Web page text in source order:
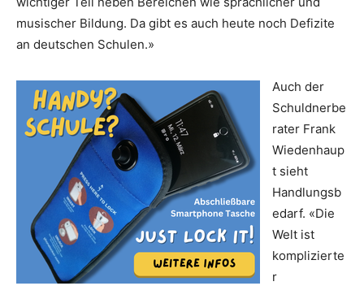
musischer Bildung. Da gibt es auch heute noch Defizite
an deutschen Schulen.»
Auch der
Schuldnerbe
rater Frank
Wiedenhaup
t sieht
Handlungsb
edarf. «Die
Welt ist
komplizierte
r